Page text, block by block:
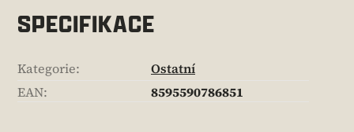
SPECIFIKACE
Kategorie:
Ostatní
EAN: 8595590786851